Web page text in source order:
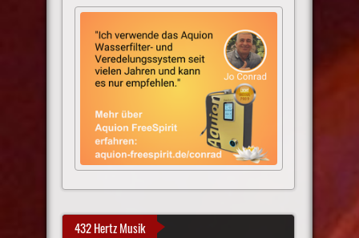
432 Hertz Musik